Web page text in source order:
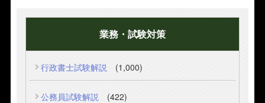
業務・試験対策
行政書士試験解説 (1,000)
公務員試験解説 (422)